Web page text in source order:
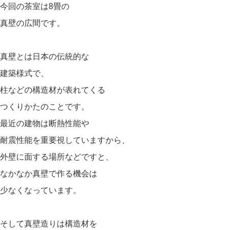
今回の茶室は8畳の
真壁の広間です。
真壁とは日本の伝統的な
建築様式で、
柱などの構造材が表れてくる
つくりかたのことです。
最近の建物は断熱性能や
耐震性能を重要視していますから、
外壁に面する場所などですと、
なかなか真壁で作る機会は
少なくなっています。
そして真壁造りは構造材を